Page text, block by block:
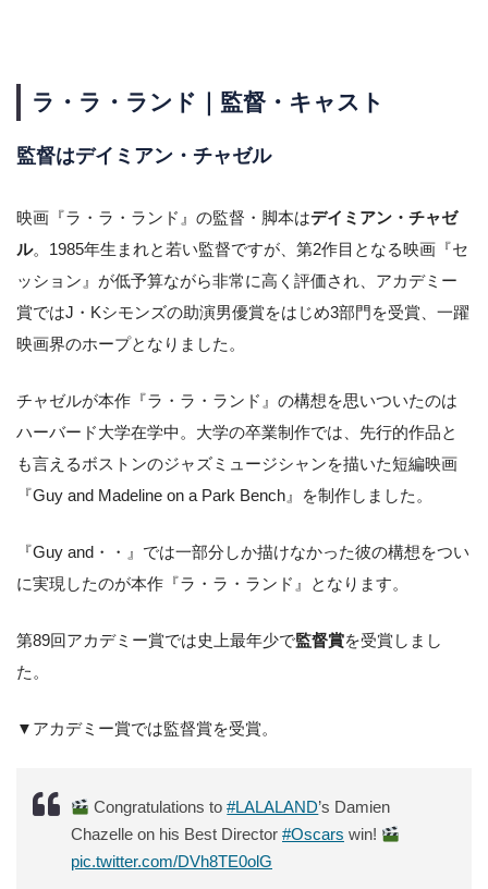
ラ・ラ・ランド｜監督・キャスト
監督はデイミアン・チャゼル
映画『ラ・ラ・ランド』の監督・脚本はデイミアン・チャゼ
ル。1985年生まれと若い監督ですが、第2作目となる映画『セ
ッション』が低予算ながら非常に高く評価され、アカデミー
賞ではJ・Kシモンズの助演男優賞をはじめ3部門を受賞、一躍
映画界のホープとなりました。
チャゼルが本作『ラ・ラ・ランド』の構想を思いついたのは
ハーバード大学在学中。大学の卒業制作では、先行的作品と
も言えるボストンのジャズミュージシャンを描いた短編映画
『Guy and Madeline on a Park Bench』を制作しました。
『Guy and・・』では一部分しか描けなかった彼の構想をつい
に実現したのが本作『ラ・ラ・ランド』となります。
第89回アカデミー賞では史上最年少で監督賞を受賞しまし
た。
▼アカデミー賞では監督賞を受賞。
Congratulations to#LALALAND’s Damien
Chazelle on his Best Director #Oscars win!
pic.twitter.com/DVh8TE0olG